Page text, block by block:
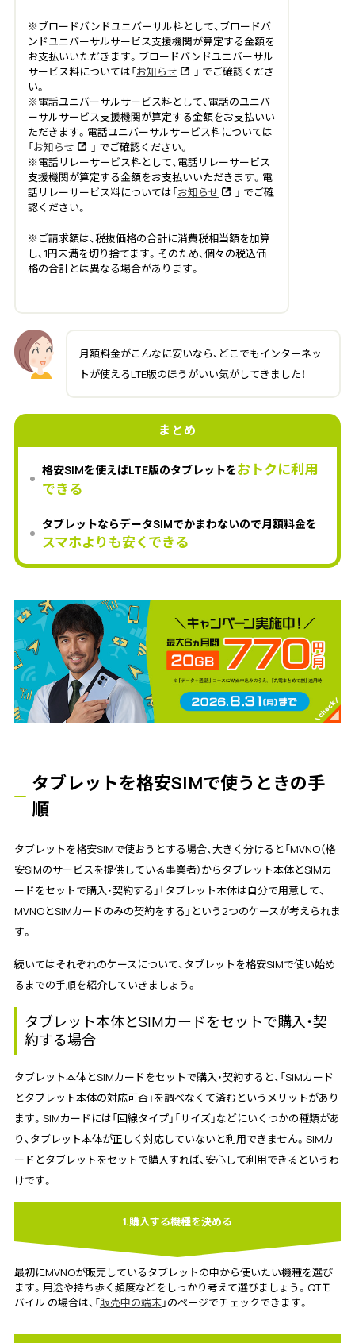
※ブロードバンドユニバーサル料として、ブロードバ
ンドユニバーサルサービス支援機関が算定する金額を
お支払いいただきます。ブロードバンドユニバーサル
サービス料については「お知らせ
」 でご確認くださ
い。
※電話ユニバーサルサービス料として、電話のユニバ
ーサルサービス支援機関が算定する金額をお支払いい
ただきます。電話ユニバーサルサービス料については
「お知らせ
」 でご確認ください。
※電話リレーサービス料として、電話リレーサービス
支援機関が算定する金額をお支払いいただきます。電
話リレーサービス料については「お知らせ
」 でご確
認ください。
※ご請求額は、税抜価格の合計に消費税相当額を加算
し、1円未満を切り捨てます。そのため、個々の税込価
格の合計とは異なる場合があります。
月額料金がこんなに安いなら、どこでもインターネッ
トが使えるLTE版のほうがいい気がしてきました！
まとめ
格安SIMを使えばLTE版のタブレットをおトクに利用
できる
タブレットならデータSIMでかまわないので月額料金を
スマホよりも安くできる
タブレットを格安SIMで使うときの手
順
タブレットを格安SIMで使おうとする場合、大きく分けると「MVNO（格
安SIMのサービスを提供している事業者）からタブレット本体とSIMカ
ードをセットで購入・契約する」「タブレット本体は自分で用意して、
MVNOとSIMカードのみの契約をする」という2つのケースが考えられま
す。
続いてはそれぞれのケースについて、タブレットを格安SIMで使い始め
るまでの手順を紹介していきましょう。
タブレット本体とSIMカードをセットで購入・契
約する場合
タブレット本体とSIMカードをセットで購入・契約すると、「SIMカード
とタブレット本体の対応可否」を調べなくて済むというメリットがあり
ます。SIMカードには「回線タイプ」「サイズ」などにいくつかの種類があ
り、タブレット本体が正しく対応していないと利用できません。SIMカ
ードとタブレットをセットで購入すれば、安心して利用できるというわ
けです。
1.購入する機種を決める
最初にMVNOが販売しているタブレットの中から使いたい機種を選び
ます。用途や持ち歩く頻度などをしっかり考えて選びましょう。QTモ
バイル の場合は、「販売中の端末」のページでチェックできます。